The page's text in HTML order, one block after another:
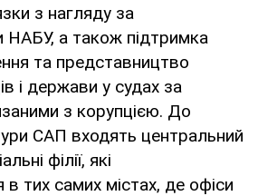
з нагляду за
НАБУ, а також підтримка
та представництво
і держави у судах за
з корупцією. До
САП входять центральний
філії, які
тих самих містах, де офіси